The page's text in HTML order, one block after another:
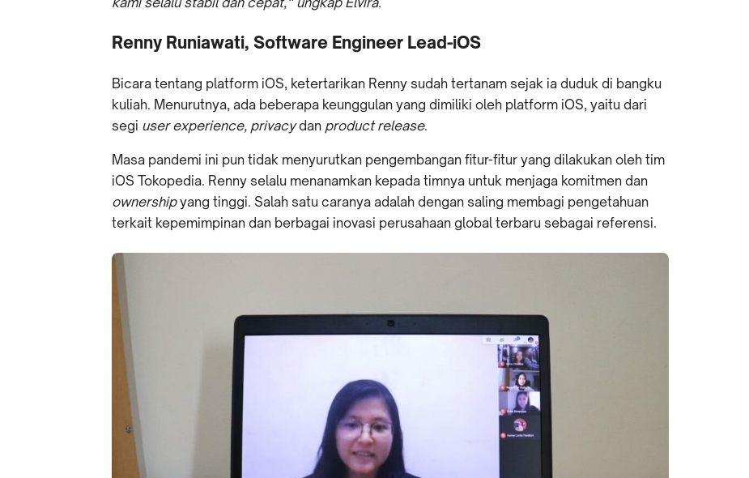
Renny Runiawati, Software Engineer Lead-iOS
Bicara tentang platform iOS, ketertarikan Renny sudah tertanam sejak ia duduk di bangku
kuliah. Menurutnya, ada beberapa keunggulan yang dimiliki oleh platform iOS, yaitu dari
segi user experience, privacydan product release.
Masa pandemi ini pun tidak menyurutkan pengembangan fitur-fitur yang dilakukan oleh tim
iOS Tokopedia. Renny selalu menanamkan kepada timnya untuk menjaga komitmen dan
ownershipyang tinggi. Salah satu caranya adalah dengan saling membagi pengetahuan
terkait kepemimpinan dan berbagai inovasi perusahaan global terbaru sebagai referensi.